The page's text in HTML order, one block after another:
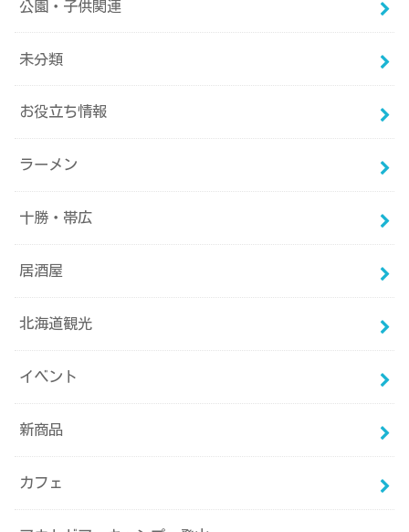
公園・子供関連
未分類
お役立ち情報
ラーメン
十勝・帯広
居酒屋
北海道観光
イベント
新商品
カフェ